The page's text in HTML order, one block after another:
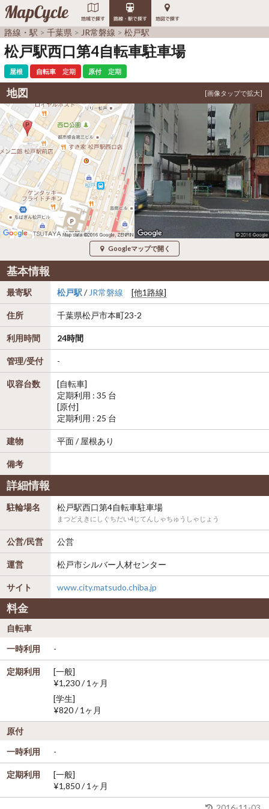
MapCycle 地域で探す 路線・駅で探す 地図で探す
路線・駅 千葉県 JR常磐線 松戸駅
松戸駅西口第4自転車駐車場
屋根 自転車 定期 原付 定期
地図
Googleマップで開く
基本情報
最寄駅 松戸駅 / JR常磐線 [他1路線]
住所 千葉県松戸市本町23-2
利用時間 24時間
管理/受付 -
収容台数
[自転車]
定期利用 : 35 台
[原付]
定期利用 : 25 台
建物 平面 / 屋根あり
備考
詳細情報
駐輪場名 松戸駅西口第4自転車駐車場
まつどえきにしぐちだい4じてんしゃちゅうしゃじょう
公営/民営 公営
運営 松戸市シルバー人材センター
サイト www.city.matsudo.chiba.jp
料金
自転車
一時利用
-
定期利用
[一般]
¥1,230 / 1ヶ月
[学生]
¥820 / 1ヶ月
原付
一時利用
-
定期利用
[一般]
¥1,850 / 1ヶ月